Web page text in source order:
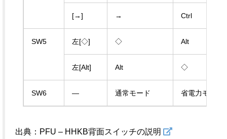
[→] → Ctrl
SW5 左[◇] ◇ Alt
左[Alt] Alt ◇
SW6 — 通常モード 省電力モード
出典：PFU – HHKB背面スイッチの説明